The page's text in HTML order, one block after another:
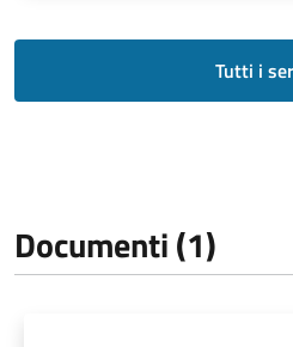
Tutti i
Documenti (1)